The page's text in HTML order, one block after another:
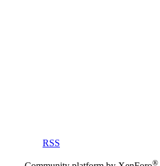
RSS
®